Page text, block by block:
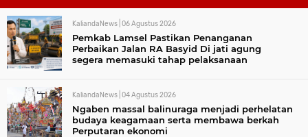
KaliandaNews | 06 Agustus 2026
Pemkab Lamsel Pastikan Penanganan
Perbaikan Jalan RA Basyid Di jati agung
segera memasuki tahap pelaksanaan
KaliandaNews | 04 Agustus 2026
Ngaben massal balinuraga menjadi perhelatan
budaya keagamaan serta membawa berkah
Perputaran ekonomi